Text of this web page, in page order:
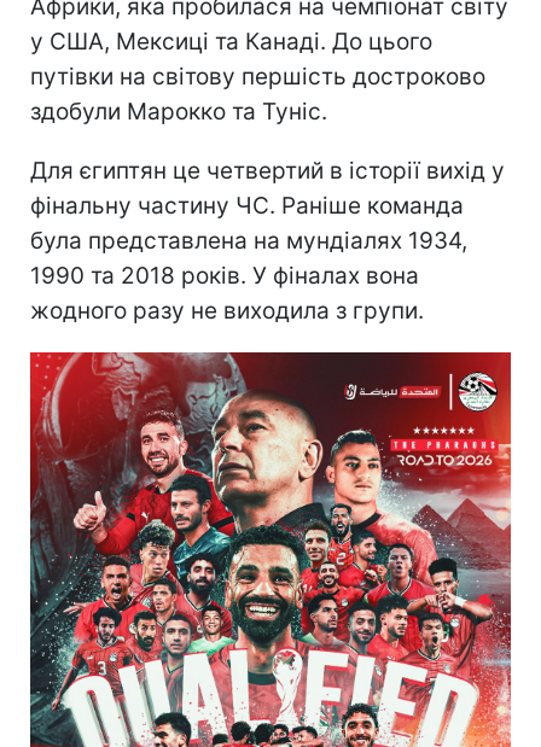
Африки, яка пробилася на чемпіонат світу
у США, Мексиці та Канаді. До цього
путівки на світову першість достроково
здобули Марокко та Туніс.
Для єгиптян це четвертий в історії вихід у
фінальну частину ЧС. Раніше команда
була представлена на мундіалях 1934,
1990 та 2018 років. У фіналах вона
жодного разу не виходила з групи.